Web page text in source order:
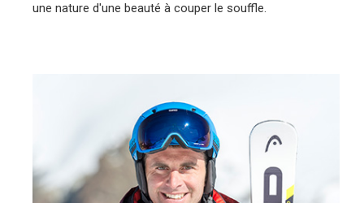
une nature d'une beauté à couper le souffle.